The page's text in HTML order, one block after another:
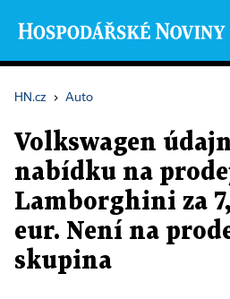
HN.cz › Auto
Volkswagen
nabídku na
Lamborghini za
eur. Není na
skupina